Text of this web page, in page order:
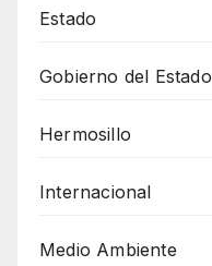
Estado
Gobierno del Estado
Hermosillo
Internacional
Medio Ambiente